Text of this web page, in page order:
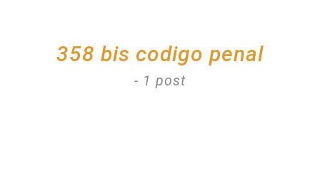
358 bis codigo penal
- 1 post